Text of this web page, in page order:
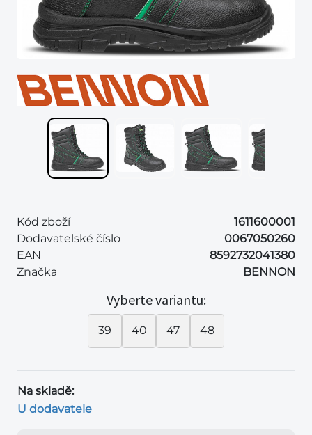
Kód zboží
1611600001
Dodavatelské číslo
0067050260
EAN
8592732041380
Značka
BENNON
Vyberte variantu:
39 40 47 48
Na skladě:
U dodavatele